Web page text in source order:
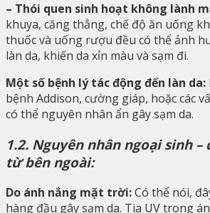
– Thói quen sinh hoạt không lành
khuya, căng thẳng, chế độ ăn uống
thuốc và uống rượu đều có thể ảnh
làn da, khiến da xỉn màu và sạm đi.
Một số bệnh lý tác động đến làn da:
bệnh Addison, cường giáp, hoặc các
có thể nguyên nhân ẩn gây sạm da.
1.2. Nguyên nhân ngoại sinh –
từ bên ngoài:
Do ánh nắng mặt trời:Có thể nói,
hàng đầu gây sạm da. Tia UV trong